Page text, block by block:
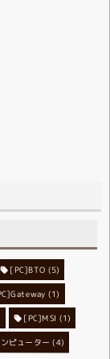
[PC]BTO (5)
(1)
[PC]MSI (1)
ピューター (4)